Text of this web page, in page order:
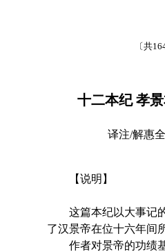
〔共
十二本纪 孝
译注/解惠
【说明】
这篇本纪以大事记的
了汉景帝在位十六年间
作者对景帝的功绩基